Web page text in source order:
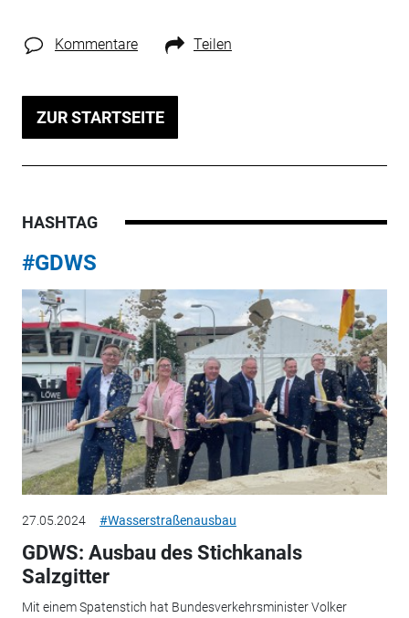
Kommentare Teilen
ZUR STARTSEITE
HASHTAG
#GDWS
27.05.2024 #Wasserstraßenausbau
GDWS: Ausbau des Stichkanals
Salzgitter
Mit einem Spatenstich hat Bundesverkehrsminister Volker